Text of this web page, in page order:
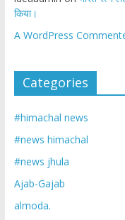
किया।
A WordPress
Categories
#himachal news
#news himachal
#news jhula
Ajab-Gajab
almoda.